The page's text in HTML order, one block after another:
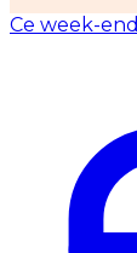
Ce week-end